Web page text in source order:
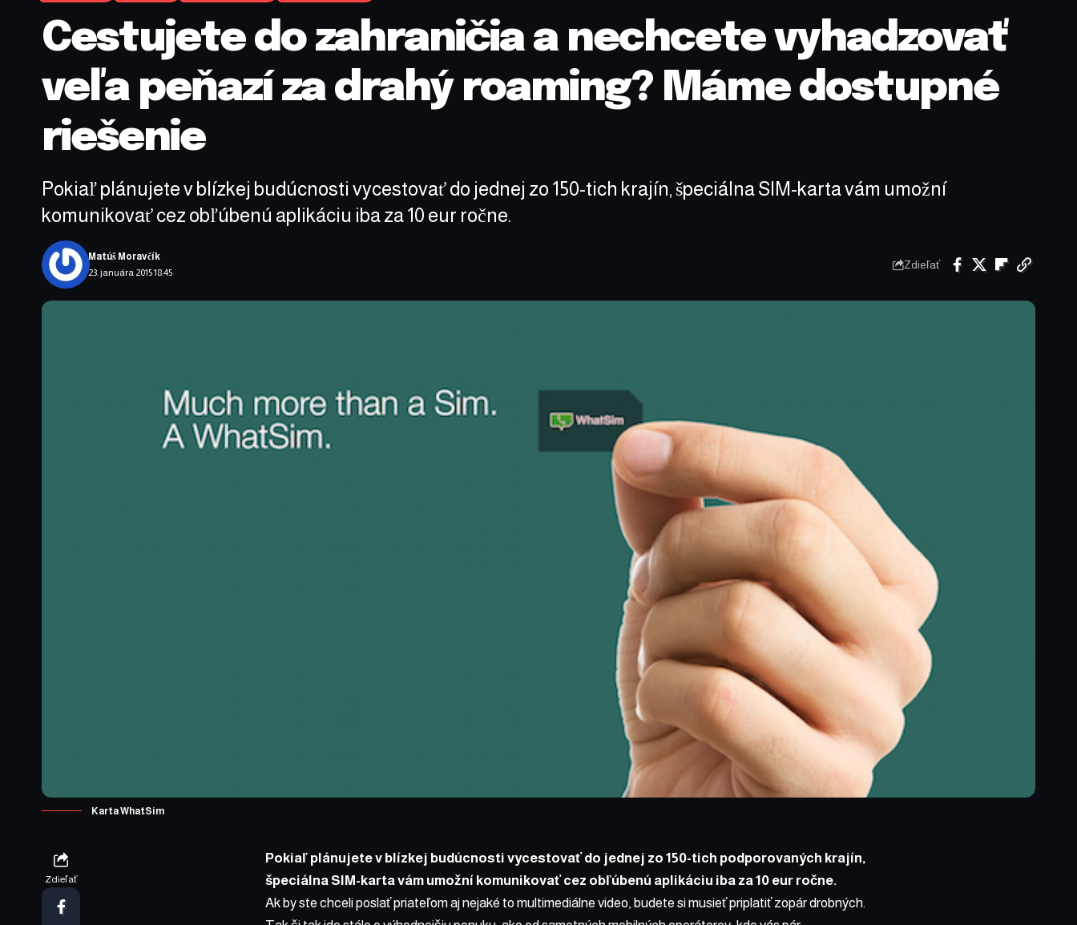
Cestujete do zahraničia a nechcete vyhadzovať
veľa peňazí za drahý roaming? Máme dostupné
riešenie
Pokiaľ plánujete v blízkej budúcnosti vycestovať do jednej zo 150-tich krajín, špeciálna SIM-karta vám umožní
komunikovať cez obľúbenú aplikáciu iba za 10 eur ročne.
23. januára 2015 18:45
Matúš Moravčík
Zdieľať
Karta WhatSim
Zdieľať
Pokiaľ plánujete v blízkej budúcnosti vycestovať do jednej zo 150-tich podporovaných krajín,
špeciálna SIM-kartavám umožní komunikovať cez obľúbenú aplikáciu iba za 10 eur ročne.
Ak by ste chceli poslať priateľom aj nejaké to multimediálne video, budete si musieť priplatiť zopár drobných.